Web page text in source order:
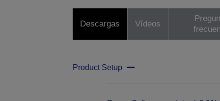
Descargas Vídeos
Product Setup